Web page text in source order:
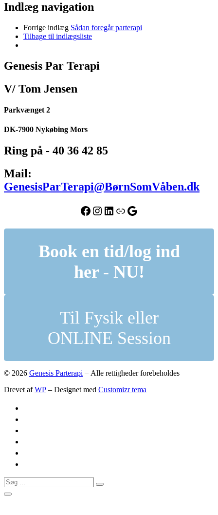
Indlæg navigation
Forrige indlæg Sådan foregår parterapi
Tilbage til indlægsliste
Genesis Par Terapi
V/ Tom Jensen
Parkvænget 2
DK-7900 Nykøbing Mors
Ring på - 40 36 42 85
Mail:
GenesisParTerapi@BørnSomVåben.dk
Facebook
Instagram
LinkedIn
LinkGoogle
Book en tid/log ind
her - NU!
Til Fysik eller
ONLINE Session
© 2026 Genesis Parterapi – Alle rettigheder forebeholdes
Drevet afWP – Designet med Customizr tema
Søg
Søg